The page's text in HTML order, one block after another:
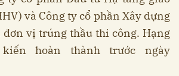
và Công ty cổ phần Xây dựng
đơn vị trúng thầu thi công. Hạng
hoàn thành trước ngày